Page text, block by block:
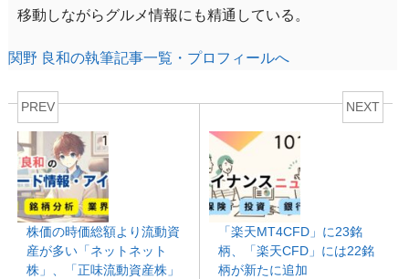
移動しながらグルメ情報にも精通している。
関野 良和の執筆記事一覧・プロフィールへ
PREV
株価の時価総額より流動資
産が多い「ネットネット
株」、「正味流動資産株」
NEXT
「楽天MT4CFD」に23銘
柄、「楽天CFD」には22銘
柄が新たに追加